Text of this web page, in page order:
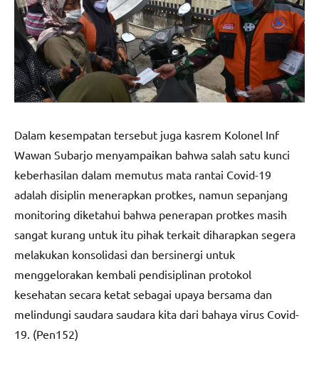
Dalam kesempatan tersebut juga kasrem Kolonel Inf
Wawan Subarjo menyampaikan bahwa salah satu kunci
keberhasilan dalam memutus mata rantai Covid-19
adalah disiplin menerapkan protkes, namun sepanjang
monitoring diketahui bahwa penerapan protkes masih
sangat kurang untuk itu pihak terkait diharapkan segera
melakukan konsolidasi dan bersinergi untuk
menggelorakan kembali pendisiplinan protokol
kesehatan secara ketat sebagai upaya bersama dan
melindungi saudara saudara kita dari bahaya virus Covid-
19. (Pen152)